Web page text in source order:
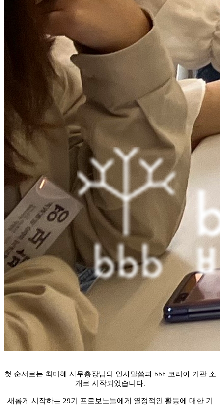
첫 순서로는 최미혜 사무총장님의 인사말씀과 bbb 코리아 기관 소
개로 시작되었습니다.
새롭게 시작하는 29기 프로보노들에게 열정적인 활동에 대한 기